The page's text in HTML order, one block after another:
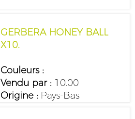
GERBERA HONEY BALL
X10.
Couleurs :
Vendu par :10.00
Origine :Pays-Bas